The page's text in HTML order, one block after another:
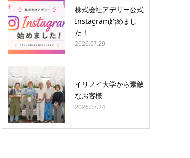
株式会社アデリー公式
Instagram始めまし
た！
2026.07.29
イリノイ大学から素敵
なお客様
2026.07.24